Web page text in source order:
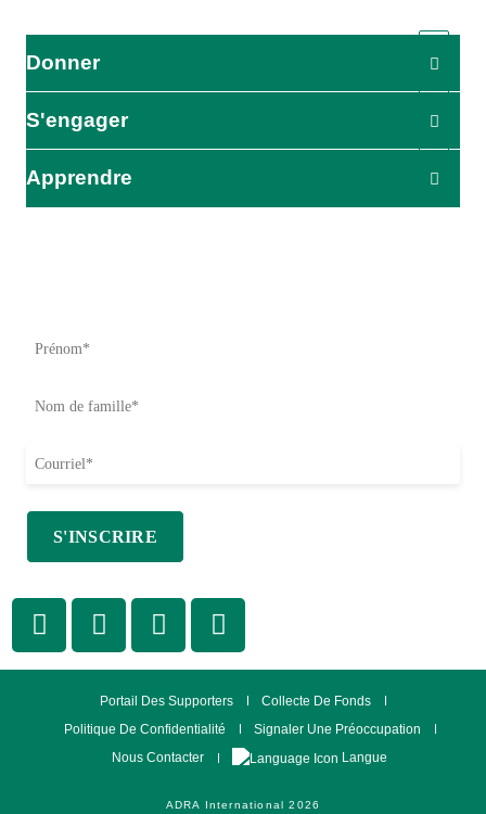
Donner
S'engager
Apprendre
ADRA International 2026
Portail Des Supporters
Collecte De Fonds
Politique De Confidentialité
Signaler Une Préoccupation
Nous Contacter
Langue